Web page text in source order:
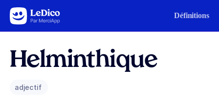
Aller au contenu Définitions
Helminthique
adjectif